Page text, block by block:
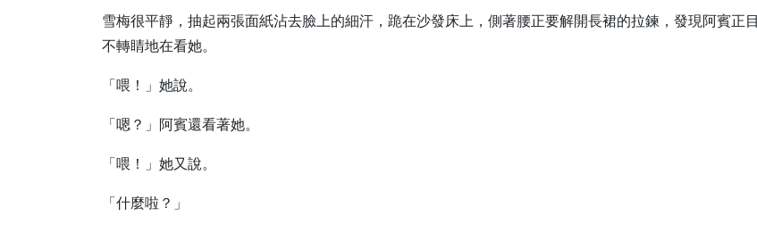
雪梅很平靜，抽起兩張面紙沾去臉上的細汗，跪在沙發床上，側著腰正要解開長裙的拉鍊，發現阿賓正目
不轉睛地在看她。
「喂！」她說。
「嗯？」阿賓還看著她。
「喂！」她又說。
「什麼啦？」